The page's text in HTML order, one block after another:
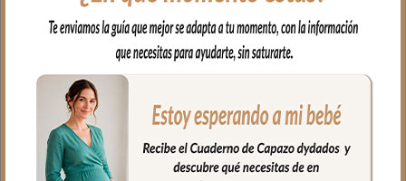
apto para todo tipo de capazos.
En los laterales va cerrado con botones y
en la parte de abajo con cremallera para
mayor seguridad.
El tejido exterior en tejido piqué bordado;
un piqué de algodón.